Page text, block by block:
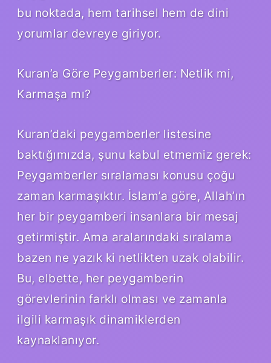
bu noktada, hem tarihsel hem de dini
yorumlar devreye giriyor.
Kuran’a Göre Peygamberler: Netlik mi,
Karmaşa mı?
Kuran’daki peygamberler listesine
baktığımızda, şunu kabul etmemiz gerek:
Peygamberler sıralaması konusu çoğu
zaman karmaşıktır. İslam’a göre, Allah’ın
her bir peygamberi insanlara bir mesaj
getirmiştir. Ama aralarındaki sıralama
bazen ne yazık ki netlikten uzak olabilir.
Bu, elbette, her peygamberin
görevlerinin farklı olması ve zamanla
ilgili karmaşık dinamiklerden
kaynaklanıyor.